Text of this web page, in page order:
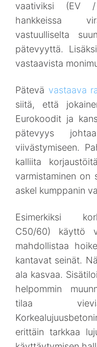
vaativiksi (EV
hankkeissa
vastuulliselta
pätevyyttä.
vastaavista
Pätevä vastaava
siitä, että
Eurokoodit ja
pätevyys
viivästymiseen.
kalliita
varmistaminen on
askel kumppanin
Esimerkiksi
C50/60) käyttö
mahdollistaa
kantavat seinät.
ala kasvaa.
helpommin
tilaa vieviä
erittäin tarkkaa